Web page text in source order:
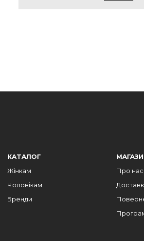
КАТАЛОГ
Жінкам
Чоловікам
Бренди
Про нас